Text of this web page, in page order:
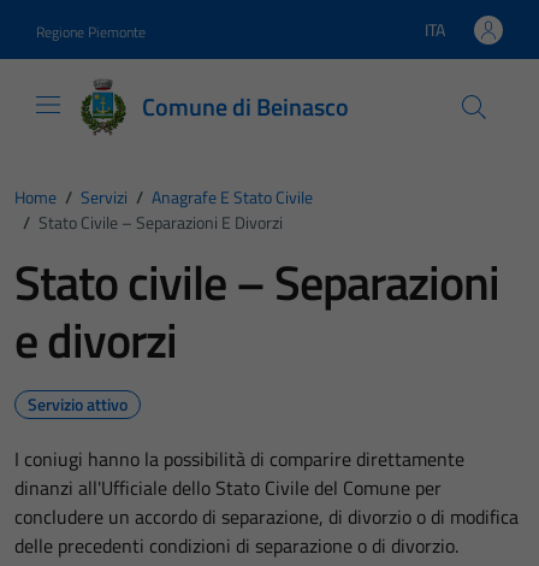
Regione Piemonte Lingua attiva:
ITA
Comune di Beinasco
Home / Servizi / Anagrafe E Stato Civile
/ Stato Civile – Separazioni E Divorzi
Stato civile – Separazioni
e divorzi
Servizio attivo
I coniugi hanno la possibilità di comparire direttamente
dinanzi all'Ufficiale dello Stato Civile del Comune per
concludere un accordo di separazione, di divorzio o di modifica
delle precedenti condizioni di separazione o di divorzio.